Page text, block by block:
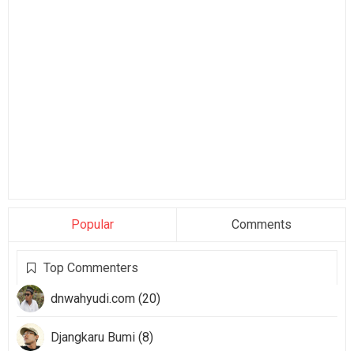
Popular Comments
Top Commenters
dnwahyudi.com (20)
Djangkaru Bumi (8)